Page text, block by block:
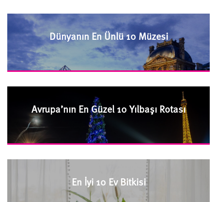
Dünyanın En Ünlü 10 Müzesi
Avrupa’nın En Güzel 10 Yılbaşı Rotası
En İyi 10 Ev Bitkisi